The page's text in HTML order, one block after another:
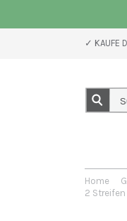
✓ KAUFE
Home
2